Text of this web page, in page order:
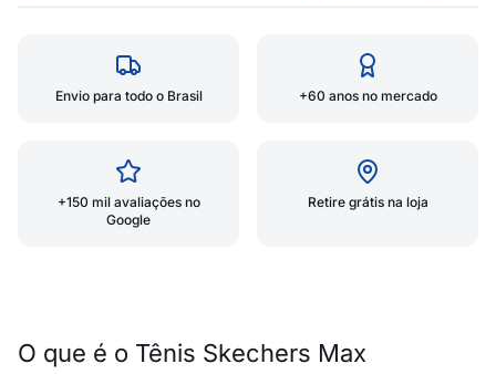
Envio para todo o Brasil +60 anos no mercado
+150 mil avaliações no
Google
Retire grátis na loja
O que é o Tênis Skechers Max